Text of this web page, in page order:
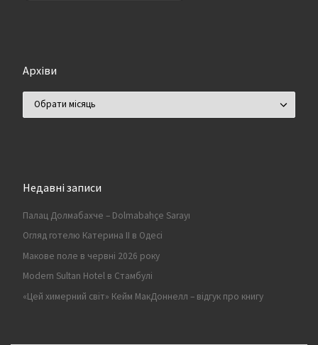
Архіви
Недавні записи
Палац Долмабахче – Dolmabahçe Sarayı
Огляд готелю Катерина II в Одесі
Макове поле в червні 2026 року
Modern Sultan Hotel в Стамбулі
«Цей химерний світ» Кейм МакДоннелл – відгук про книгу